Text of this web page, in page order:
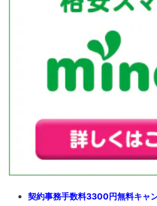
契約事務手数料3300円無料キャ